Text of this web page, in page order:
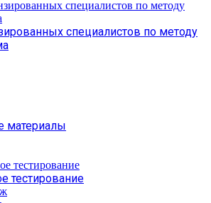
специалистов по методу
материалы
тестирование